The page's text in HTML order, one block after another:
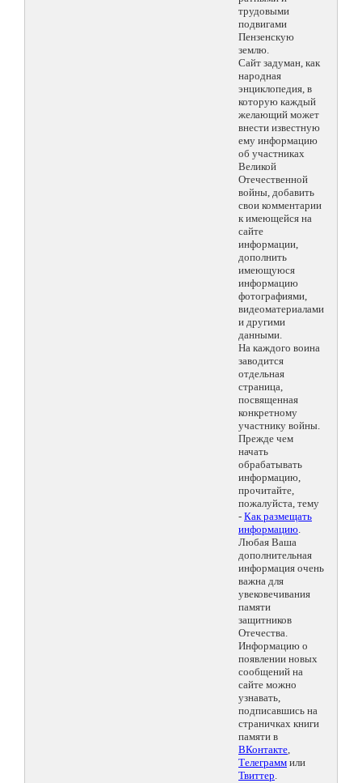
трудовыми
подвигами
Пензенскую
землю.
Сайт задуман, как
народная
энциклопедия, в
которую каждый
желающий может
внести известную
ему информацию
об участниках
Великой
Отечественной
войны, добавить
свои комментарии
к имеющейся на
сайте
информации,
дополнить
имеющуюся
информацию
фотографиями,
видеоматериалами
и другими
данными.
На каждого воина
заводится
отдельная
страница,
посвященная
конкретному
участнику войны.
Прежде чем
начать
обрабатывать
информацию,
прочитайте,
пожалуйста, тему
- Как размещать
информацию.
Любая Ваша
дополнительная
информация очень
важна для
увековечивания
памяти
защитников
Отечества.
Информацию о
появлении новых
сообщений на
сайте можно
узнавать,
подписавшись на
страничках книги
памяти в
ВКонтакте,
Телеграмм или
Твиттер.